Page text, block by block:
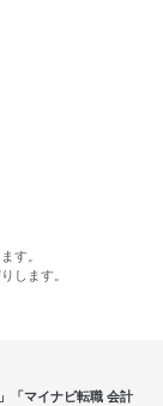
す。
します。
「マイナビ転職 会計